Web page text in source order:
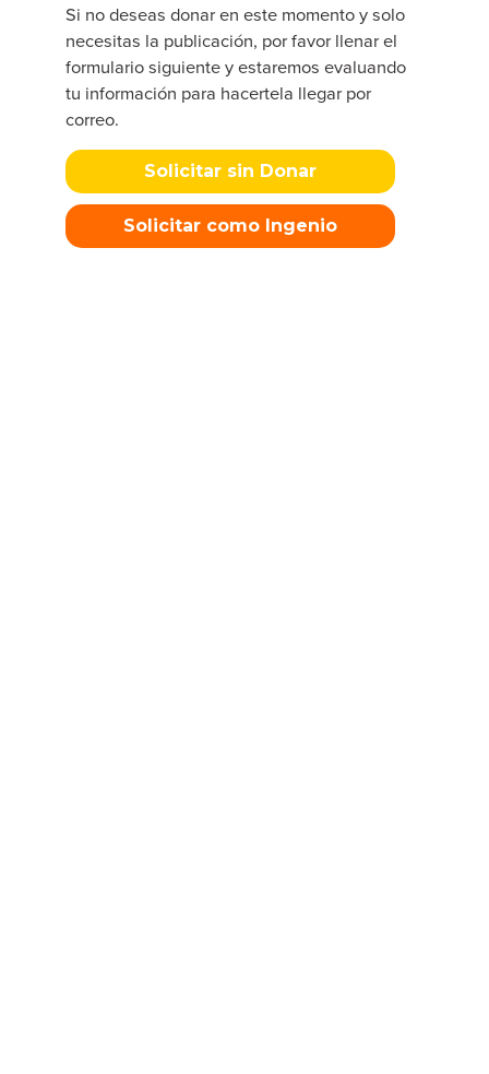
Si no deseas donar en este momento y solo
necesitas la publicación, por favor llenar el
formulario siguiente y estaremos evaluando
tu información para hacertela llegar por
correo.
Solicitar sin Donar
Solicitar como Ingenio